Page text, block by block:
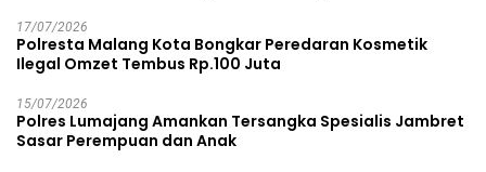
17/07/2026
Polresta Malang Kota Bongkar Peredaran Kosmetik
Ilegal Omzet Tembus Rp.100 Juta
15/07/2026
Polres Lumajang Amankan Tersangka Spesialis Jambret
Sasar Perempuan dan Anak